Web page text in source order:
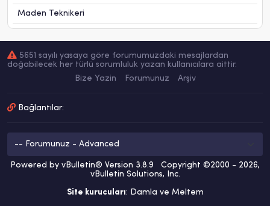
Maden Teknikeri
5651 sayılı yasaya göre forumumuzdaki mesajlardan
doğabilecek her türlü sorumluluk yazan kullanıcılara aittir.
Bize Yazin
Forumunuz Arşiv
Bağlantılar:
Powered by vBulletin® Version 3.8.9 Copyright ©2000 - 2026,
vBulletin Solutions, Inc.
Site kurucuları: Damla ve Meltem